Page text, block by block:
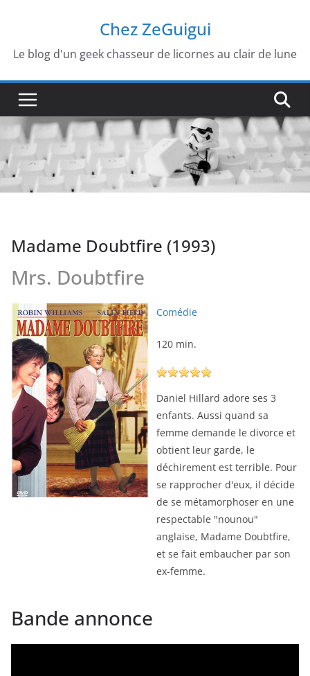
contenu
Chez ZeGuigui
Le blog d'un geek chasseur de licornes au clair de lune
Madame Doubtfire (1993)
Mrs. Doubtfire
Comédie
120 min.
Daniel Hillard adore ses 3
enfants. Aussi quand sa
femme demande le divorce et
obtient leur garde, le
déchirement est terrible. Pour
se rapprocher d'eux, il décide
de se métamorphoser en une
respectable "nounou"
anglaise, Madame Doubtfire,
et se fait embaucher par son
ex-femme.
Bande annonce